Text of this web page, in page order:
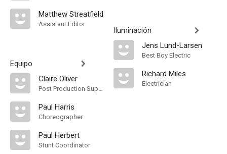
Matthew Streatfield
Assistant Editor
Equipo
Claire Oliver
Post Production Supervisor
Paul Harris
Choreographer
Paul Herbert
Stunt Coordinator
Iluminación
Jens Lund-Larsen
Best Boy Electric
Richard Miles
Electrician